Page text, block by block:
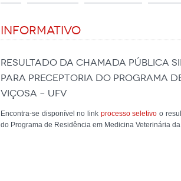
Informativo
RESULTADO DA CHAMADA PÚBLICA
PARA PRECEPTORIA DO PROGRAMA
VIÇOSA – UFV
Encontra-se disponível no link processo seletivo o
do Programa de Residência em Medicina Veterinária